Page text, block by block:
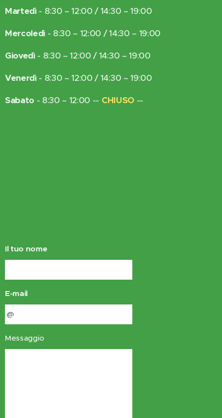
Martedì - 8:30 – 12:00 / 14:30 – 19:00
Mercoledì - 8:30 – 12:00 / 14:30 – 19:00
Giovedì- 8:30 – 12:00 / 14:30 – 19:00
Venerdì - 8:30 – 12:00 / 14:30 – 19:00
Sabato - 8:30 – 12:00 -- CHIUSO--
Il tuo nome
E-mail
Messaggio